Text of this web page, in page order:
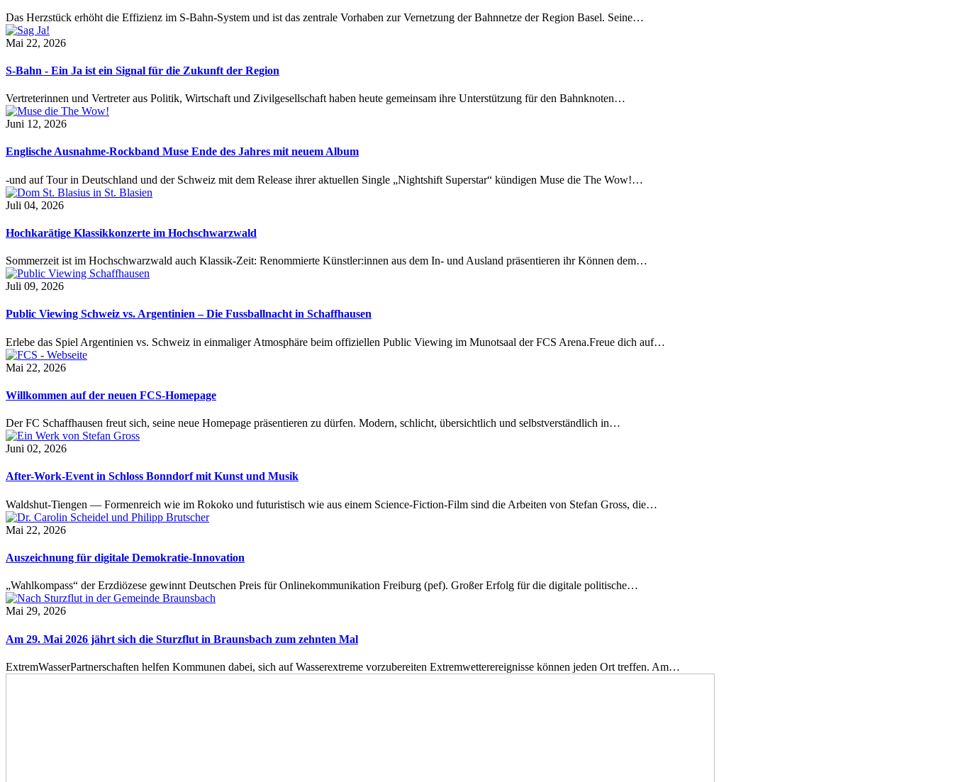
Das Herzstück erhöht die Effizienz im S-Bahn-System und ist das zentrale Vorhaben zur Vernetzung der Bahnnetze der Region Basel. Seine…
Mai 22, 2026
S-Bahn - Ein Ja ist ein Signal für die Zukunft der Region
Vertreterinnen und Vertreter aus Politik, Wirtschaft und Zivilgesellschaft haben heute gemeinsam ihre Unterstützung für den Bahnknoten…
Juni 12, 2026
Englische Ausnahme-Rockband Muse Ende des Jahres mit neuem Album
-und auf Tour in Deutschland und der Schweiz mit dem Release ihrer aktuellen Single „Nightshift Superstar“ kündigen Muse die The Wow!…
Juli 04, 2026
Hochkarätige Klassikkonzerte im Hochschwarzwald
Sommerzeit ist im Hochschwarzwald auch Klassik-Zeit: Renommierte Künstler:innen aus dem In- und Ausland präsentieren ihr Können dem…
Juli 09, 2026
Public Viewing Schweiz vs. Argentinien – Die Fussballnacht in Schaffhausen
Erlebe das Spiel Argentinien vs. Schweiz in einmaliger Atmosphäre beim offiziellen Public Viewing im Munotsaal der FCS Arena.Freue dich auf…
Mai 22, 2026
Willkommen auf der neuen FCS-Homepage
Der FC Schaffhausen freut sich, seine neue Homepage präsentieren zu dürfen. Modern, schlicht, übersichtlich und selbstverständlich in…
Juni 02, 2026
After-Work-Event in Schloss Bonndorf mit Kunst und Musik
Waldshut-Tiengen — Formenreich wie im Rokoko und futuristisch wie aus einem Science-Fiction-Film sind die Arbeiten von Stefan Gross, die…
Mai 22, 2026
Auszeichnung für digitale Demokratie-Innovation
„Wahlkompass“ der Erzdiözese gewinnt Deutschen Preis für Onlinekommunikation Freiburg (pef). Großer Erfolg für die digitale politische…
Mai 29, 2026
Am 29. Mai 2026 jährt sich die Sturzflut in Braunsbach zum zehnten Mal
ExtremWasserPartnerschaften helfen Kommunen dabei, sich auf Wasserextreme vorzubereiten Extremwetterereignisse können jeden Ort treffen. Am…